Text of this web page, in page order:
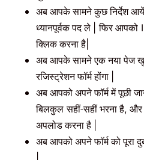
अब आपके सामने कुछ निर्देश
ध्यानपूर्वक पद ले
|फिर आपको
क्लिक करना है
अब आपके सामने एक नया पेज
रजिस्ट्रेशन फॉर्म होंगा
अब आपको अपने फॉर्म में पूछी
बिलकुल सहीं-सहीं भरना है, और
अपलोड करना है
अब आपको अपने फॉर्म को पूरा